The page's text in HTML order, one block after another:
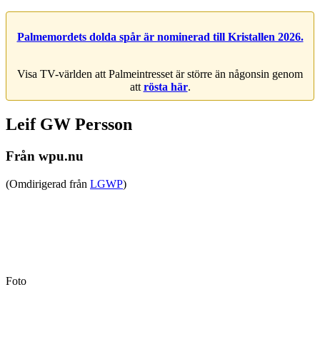
Palmemordets dolda spår är nominerad till Kristallen 2026.
Visa TV-världen att Palmeintresset är större än någonsin genom
att rösta här.
Leif GW Persson
Från wpu.nu
(Omdirigerad från LGWP)
Foto